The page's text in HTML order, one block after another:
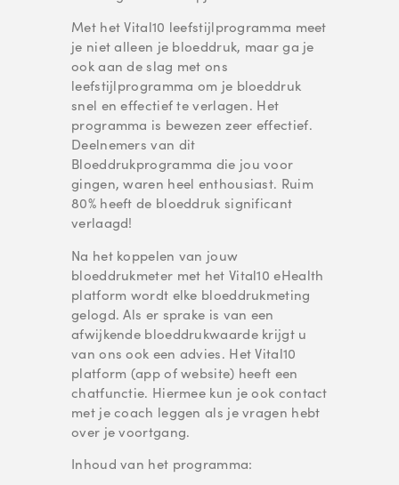
Met het Vital10 leefstijlprogramma meet
je niet alleen je bloeddruk, maar ga je
ook aan de slag met ons
leefstijlprogramma om je bloeddruk
snel en effectief te verlagen. Het
programma is bewezen zeer effectief.
Deelnemers van dit
Bloeddrukprogramma die jou voor
gingen, waren heel enthousiast. Ruim
80% heeft de bloeddruk significant
verlaagd!
Na het koppelen van jouw
bloeddrukmeter met het Vital10 eHealth
platform wordt elke bloeddrukmeting
gelogd. Als er sprake is van een
afwijkende bloeddrukwaarde krijgt u
van ons ook een advies. Het Vital10
platform (app of website) heeft een
chatfunctie. Hiermee kun je ook contact
met je coach leggen als je vragen hebt
over je voortgang.
Inhoud van het programma: